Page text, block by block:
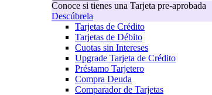
Conoce si tienes una Tarjeta pre-aprobada
Descúbrela
Tarjetas de Crédito
Tarjetas de Débito
Cuotas sin Intereses
Upgrade Tarjeta de Crédito
Préstamo Tarjetero
Compra Deuda
Comparador de Tarjetas